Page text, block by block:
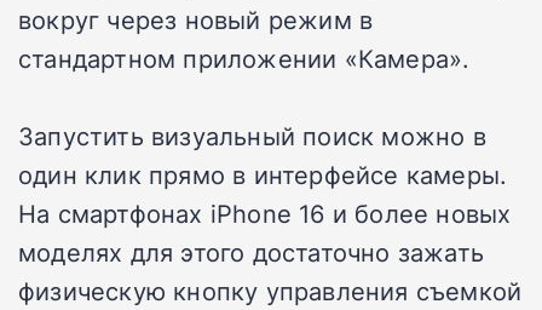
вокруг через новый режим в
стандартном приложении «Камера».
Запустить визуальный поиск можно в
один клик прямо в интерфейсе камеры.
На смартфонах iPhone 16 и более новых
моделях для этого достаточно зажать
физическую кнопку управления съемкой